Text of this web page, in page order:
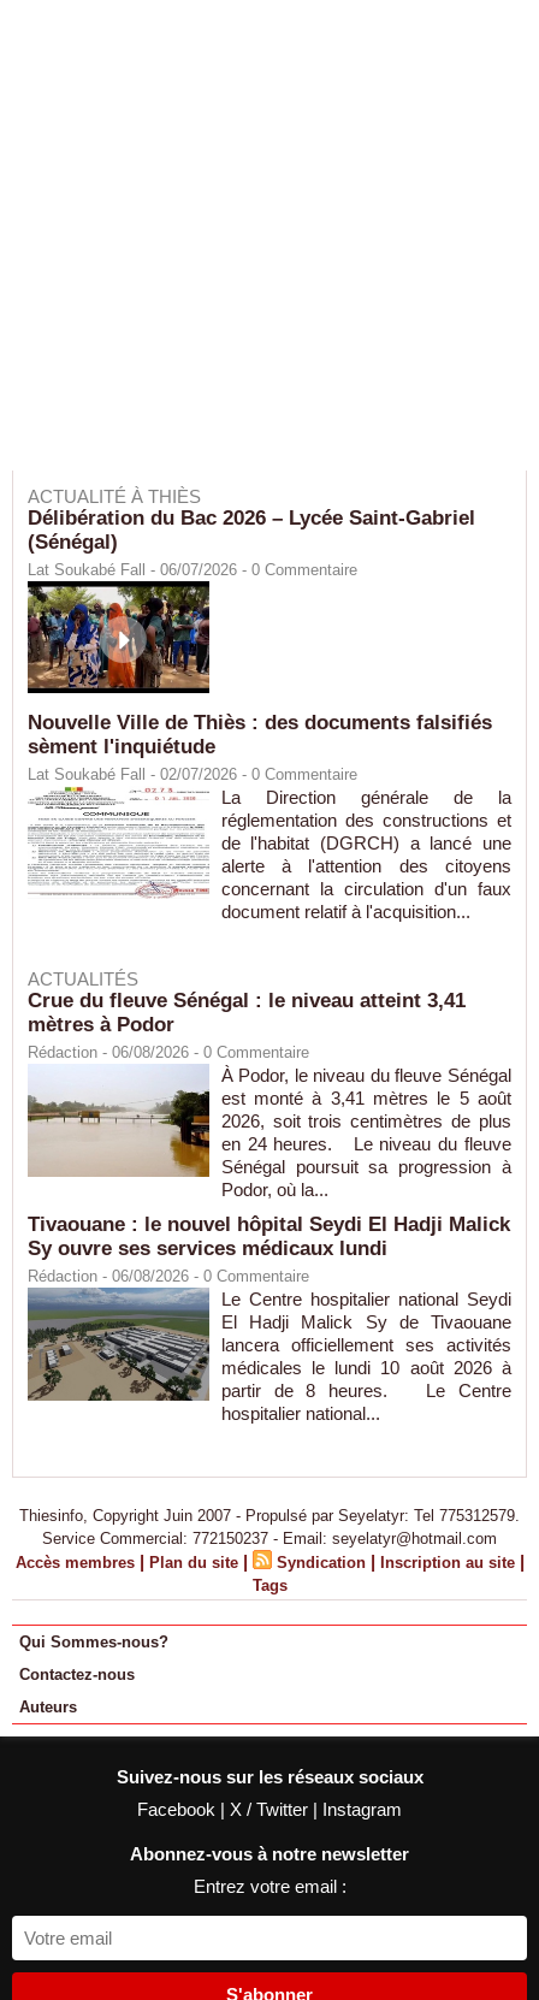
ACTUALITÉ À THIÈS
Délibération du Bac 2026 – Lycée Saint-Gabriel
(Sénégal)
Lat Soukabé Fall - 06/07/2026 - 0 Commentaire
Nouvelle Ville de Thiès : des documents falsifiés
sèment l'inquiétude
Lat Soukabé Fall - 02/07/2026 - 0 Commentaire
La Direction générale de la
réglementation des constructions et
de l'habitat (DGRCH) a lancé une
alerte à l'attention des citoyens
concernant la circulation d'un faux
document relatif à l'acquisition...
ACTUALITÉS
Crue du fleuve Sénégal : le niveau atteint 3,41
mètres à Podor
Rédaction - 06/08/2026 - 0 Commentaire
À Podor, le niveau du fleuve Sénégal
est monté à 3,41 mètres le 5 août
2026, soit trois centimètres de plus
en 24 heures. Le niveau du fleuve
Sénégal poursuit sa progression à
Podor, où la...
Tivaouane : le nouvel hôpital Seydi El Hadji Malick
Sy ouvre ses services médicaux lundi
Rédaction - 06/08/2026 - 0 Commentaire
Le Centre hospitalier national Seydi
El Hadji Malick Sy de Tivaouane
lancera officiellement ses activités
médicales le lundi 10 août 2026 à
partir de 8 heures. Le Centre
hospitalier national...
Thiesinfo, Copyright Juin 2007 - Propulsé par Seyelatyr: Tel 775312579.
Service Commercial: 772150237 - Email: seyelatyr@hotmail.com
Accès membres | Plan du site | Syndication | Inscription au site |
Tags
Qui Sommes-nous?
Contactez-nous
Auteurs
Suivez-nous sur les réseaux sociaux
Facebook | X / Twitter | Instagram
Abonnez-vous à notre newsletter
Entrez votre email :
S'abonner